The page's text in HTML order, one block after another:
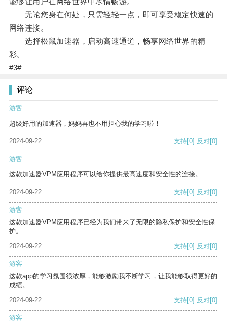
无论您身在何处，只需轻轻一点，即可享受稳定快速的
网络连接。
选择松鼠加速器，启动高速通道，畅享网络世界的精
彩。
#3#
评论
游客
超级好用的加速器，妈妈再也不用担心我的学习啦！
2024-09-22 支持[0] 反对[0]
游客
这款加速器VPM应用程序可以给你提供最高速度和安全性的连接。
2024-09-22 支持[0] 反对[0]
游客
这款加速器VPM应用程序已经为我们带来了无限的隐私保护和安全性保
护。
2024-09-22
支持[0] 反对[0]
游客
这款app的学习氛围很浓厚，能够激励我不断学习，让我能够取得更好的
成绩。
2024-09-22
支持[0] 反对[0]
游客